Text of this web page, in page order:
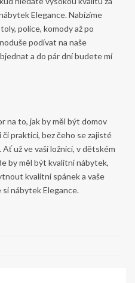
Elegance. Nabízíme
police, komody až po
podívat na naše
a do pár dní budete mí
na to, jak by měl být domov
praktici, bez čeho se zajisté
už ve vaší ložnici, v dětském
by měl být kvalitní nábytek,
kvalitní spánek a vaše
nábytek Elegance.